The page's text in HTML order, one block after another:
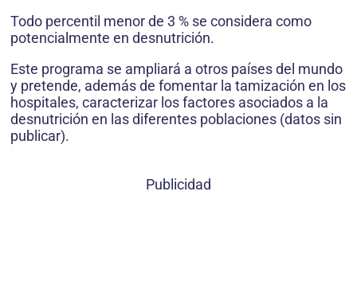
Todo percentil menor de 3 % se considera como
potencialmente en desnutrición.
Este programa se ampliará a otros países del mundo
y pretende, además de fomentar la tamización en los
hospitales, caracterizar los factores asociados a la
desnutrición en las diferentes poblaciones (datos sin
publicar).
Publicidad